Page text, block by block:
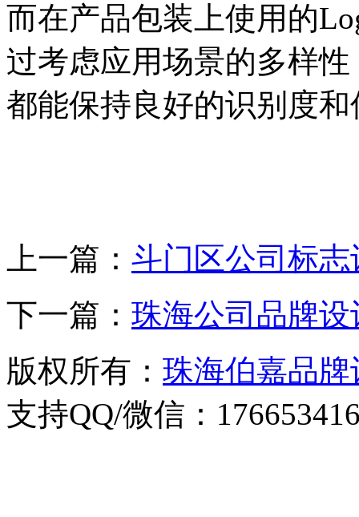
而在产品包装上使用的
过考虑应用场景的多样
都能保持良好的识别度
上一篇： 斗门区公司标
下一篇： 珠海公司品牌
版权所有： 珠海伯嘉品
支持QQ/微信：